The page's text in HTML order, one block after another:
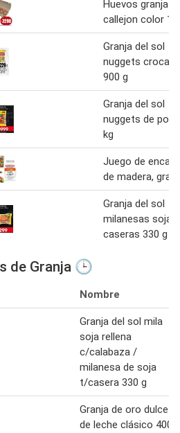
Huevos granja el
callejon color 12
Granja del sol
nuggets
900 g
Granja del sol
nuggets de
kg
Juego de
de madera,
Granja del sol
milanesas soja
caseras 330 g
de Granja 🕒
Nombre
Granja del sol mila
soja rellena
c/calabaza /
milanesa de soja
t/casera 330 g
Granja de oro dulce
de leche clásico 400